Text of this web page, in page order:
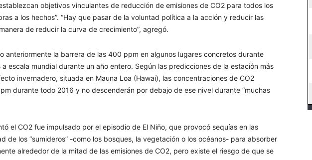
objetivos vinculantes de reducción de emisiones de CO2 para todos los
a los hechos”. “Hay que pasar de la voluntad política a la acción y reducir las
de reducir la curva de crecimiento”, agregó.
anteriormente la barrera de las 400 ppm en algunos lugares concretos durante
escala mundial durante un año entero. Según las predicciones de la estación más
invernadero, situada en Mauna Loa (Hawai), las concentraciones de CO2
durante todo 2016 y no descenderán por debajo de ese nivel durante “muchas
el CO2 fue impulsado por el episodio de El Niño, que provocó sequías en las
de los “sumideros” -como los bosques, la vegetación o los océanos- para absorber
alrededor de la mitad de las emisiones de CO2, pero existe el riesgo de que se